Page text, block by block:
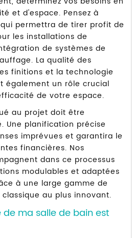
et d'espace. Pensez à
permettra de tirer profit de
les installations de
de systèmes de
La qualité des
finitions et la technologie
également un rôle crucial
de votre espace.
au projet doit être
Une planification précise
imprévues et garantira le
financières. Nos
dans ce processus
modulables et adaptées
à une large gamme de
au plus innovant.
ma salle de bain est